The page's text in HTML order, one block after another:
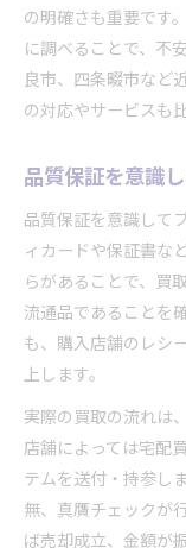
の明確さも重要です
に調べることで、不
良市、四条畷市など
の対応やサービスも
品質保証を意識
品質保証を意識して
ィカードや保証書な
らがあることで、買
流通品であることを
も、購入店舗のレシ
上します。
実際の買取の流れは
店舗によっては宅配
テムを送付・持参し
無、真贋チェックが
ば売却成立、金額が